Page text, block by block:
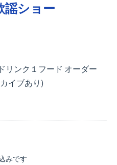
謡ショー
リンク１フード オーダー
イブあり)
みです